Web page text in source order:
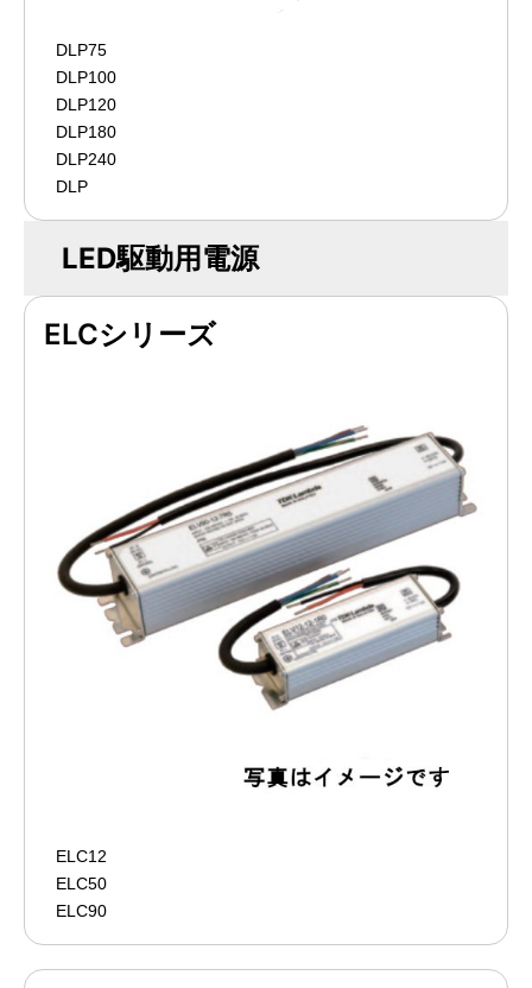
DLP75
DLP100
DLP120
DLP180
DLP240
DLP
LED駆動用電源
ELCシリーズ
ELC12
ELC50
ELC90